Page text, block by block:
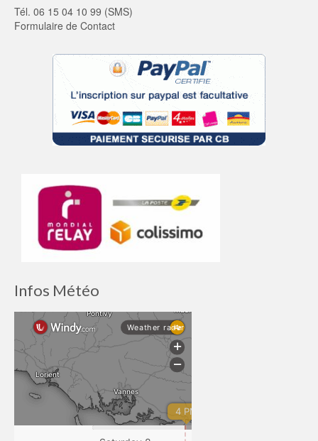
Tél. 06 15 04 10 99 (SMS)
Formulaire de Contact
Infos Météo